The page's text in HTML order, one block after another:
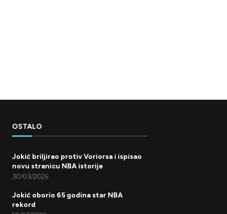
OSTALO
Jokić briljirao protiv Voriorsa i ispisao
novu stranicu NBA istorije
30/03/2026
Jokić oborio 65 godina star NBA
rekord